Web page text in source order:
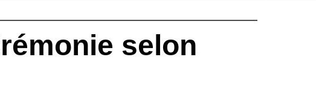
selon